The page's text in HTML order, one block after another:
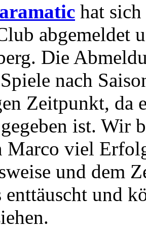
hat
abgemeldet
Die
nach
Zeitpunkt, da
ist. Wir
Marco viel
und dem
und